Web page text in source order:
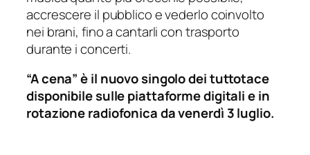
accrescere il pubblico e vederlo coinvolto
nei brani, fino a cantarli con trasporto
durante i concerti.
“A cena” è il nuovo singolo dei tuttotace
disponibile sulle piattaforme digitali e in
rotazione radiofonica da venerdì 3 luglio.